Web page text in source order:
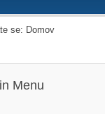
se: Domov
Menu